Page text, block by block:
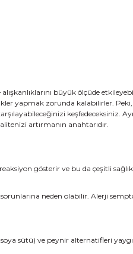
büyük ölçüde
yapmak zorunda kalabilirler. Peki,
keşfedeceksiniz.
artırmanın anahtarıdır.
gösterir ve bu da çeşitli
neden olabilir. Alerji
sütü) ve peynir alternatifleri